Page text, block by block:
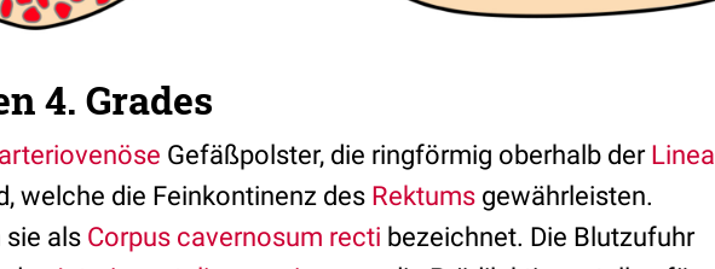
4. Grades
arteriovenöse Gefäßpolster, die ringförmig oberhalb der Linea
welche die Feinkontinenz des Rektums gewährleisten.
als Corpus cavernosum recti bezeichnet. Die Blutzufuhr